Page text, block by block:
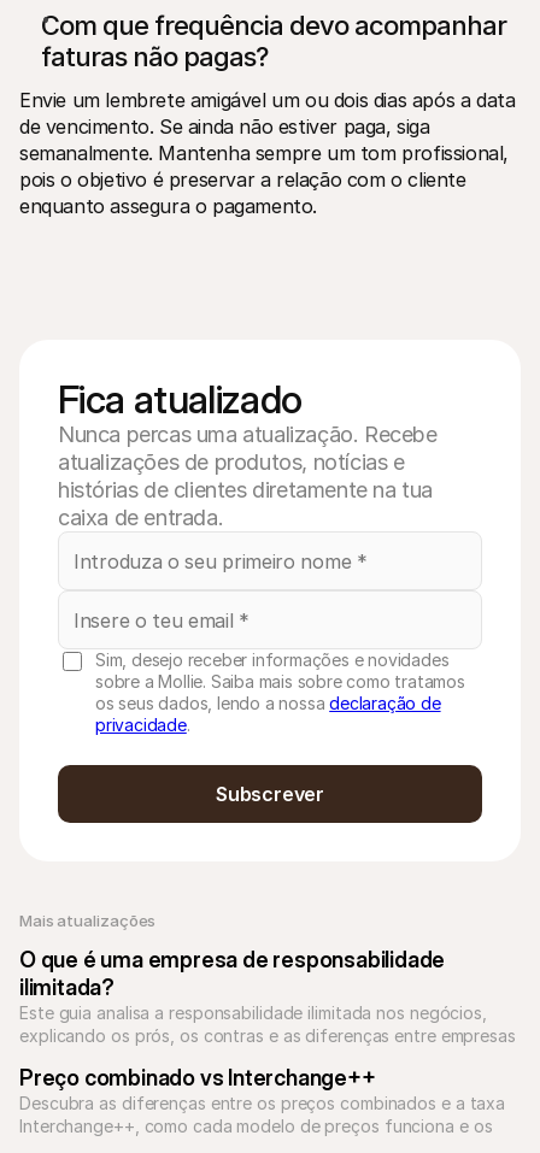
Com que frequência devo acompanhar
faturas não pagas?
Envie um lembrete amigável um ou dois dias após a data
de vencimento. Se ainda não estiver paga, siga
semanalmente. Mantenha sempre um tom profissional,
pois o objetivo é preservar a relação com o cliente
enquanto assegura o pagamento.
Mais atualizações
O que é uma empresa de responsabilidade
ilimitada?
Este guia analisa a responsabilidade ilimitada nos negócios,
explicando os prós, os contras e as diferenças entre empresas
Preço combinado vs Interchange++
Descubra as diferenças entre os preços combinados e a taxa
Interchange++, como cada modelo de preços funciona e os
Fica atualizado
Nunca percas uma atualização. Recebe
atualizações de produtos, notícias e
histórias de clientes diretamente na tua
caixa de entrada.
Sim, desejo receber informações e novidades
sobre a Mollie. Saiba mais sobre como tratamos
os seus dados, lendo a nossadeclaração de
privacidade.
Subscrever